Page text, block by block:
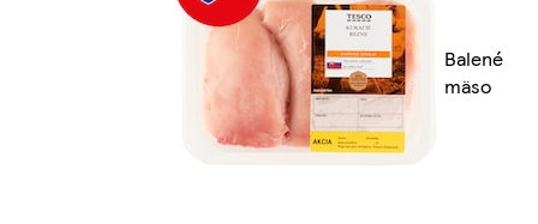
Balené
mäso